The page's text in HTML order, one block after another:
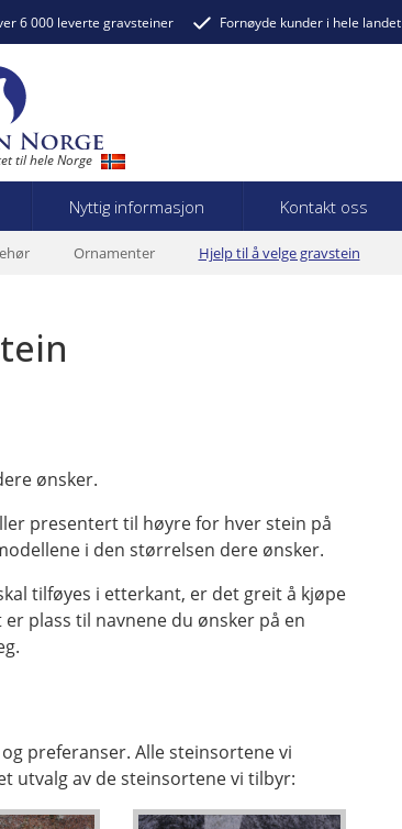
6 000 leverte gravsteiner Fornøyde kunder i hele landet
til hele Norge
Nyttig informasjon Kontakt oss
Ornamenter Hjelp til å velge gravstein
ønsker.
presentert til høyre for hver stein på
i den størrelsen dere ønsker.
tilføyes i etterkant, er det greit å kjøpe
plass til navnene du ønsker på en
preferanser. Alle steinsortene vi
utvalg av de steinsortene vi tilbyr: